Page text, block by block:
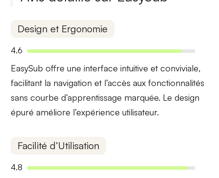
Design et Ergonomie
4.6
EasySub offre une interfaceintuitive etconviviale,
facilitant la navigation et l’accès aux fonctionnalités
sans courbe d’apprentissage marquée. Le design
épuré améliore l’expérience utilisateur.
Facilité d’Utilisation
4.8